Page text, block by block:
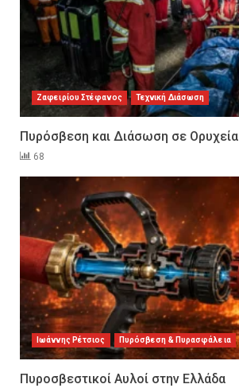
Ζαφειρίου Στέφανος Τεχνική Διάσωση
Πυρόσβεση και Διάσωση σε Ορυχεία
68
Ιωάννης Ρέτσιος Πυρόσβεση & Πυρασφάλεια
Πυροσβεστικοί Αυλοί στην Ελλάδα